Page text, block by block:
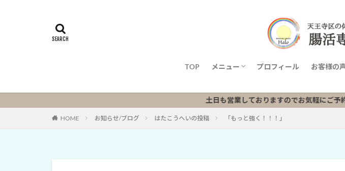
TOP メニュー プロフィール お客様の
土日も営業しておりますのでお気軽にご予約くださ
HOME お知らせ/ブログ はたこうへいの投稿 「もっと強く！！！」